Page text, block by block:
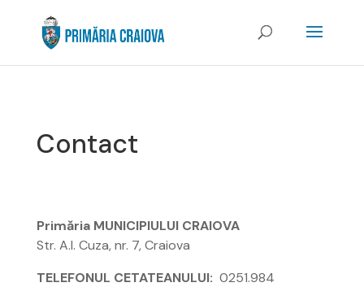
Contact
Primăria MUNICIPIULUI CRAIOVA
Str. A.I. Cuza, nr. 7, Craiova
TELEFONUL CETATEANULUI: 0251.984